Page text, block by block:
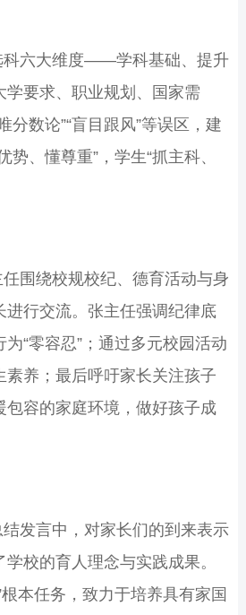
科六大维度——学科基础、提升
学要求、职业规划、国家需
分数论”“盲目跟风”等误区，建
势、懂尊重”，学生“抓主科、
围绕校规校纪、德育活动与身
进行交流。张主任强调纪律底
“零容忍”；通过多元校园活动
素养；最后呼吁家长关注孩子
包容的家庭环境，做好孩子成
发言中，对家长们的到来表示
校的育人理念与实践成果。
本任务，致力于培养具有家国